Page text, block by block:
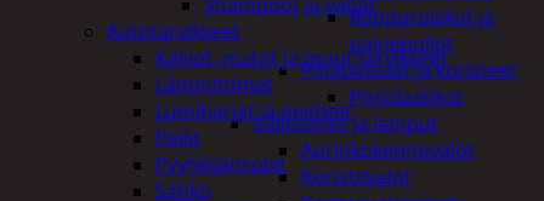
Reppuruiskut ja
painepullot
Pihapatsaat ja koristeet
Postilaatikot
Valaisimet ja lamput
Aurinkokennovalot
Koristevalot
Autotarvikkeet
Kalvot, matot ja muut tarvikkeet
Lämmittimet
Lumiharjat ja peitteet
Peilit
Pyyhkijänsulat
Sähkö